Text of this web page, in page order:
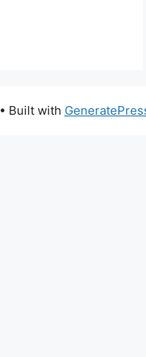
• Built with